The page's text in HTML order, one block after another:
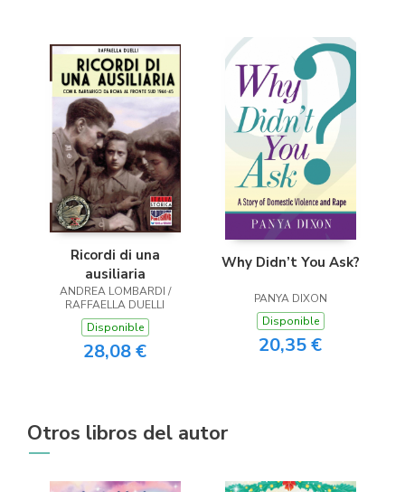
Ricordi di una
ausiliaria
ANDREA LOMBARDI /
RAFFAELLA DUELLI
Disponible
28,08 €
Why Didn’t You Ask?
PANYA DIXON
Disponible
20,35 €
Otros libros del autor